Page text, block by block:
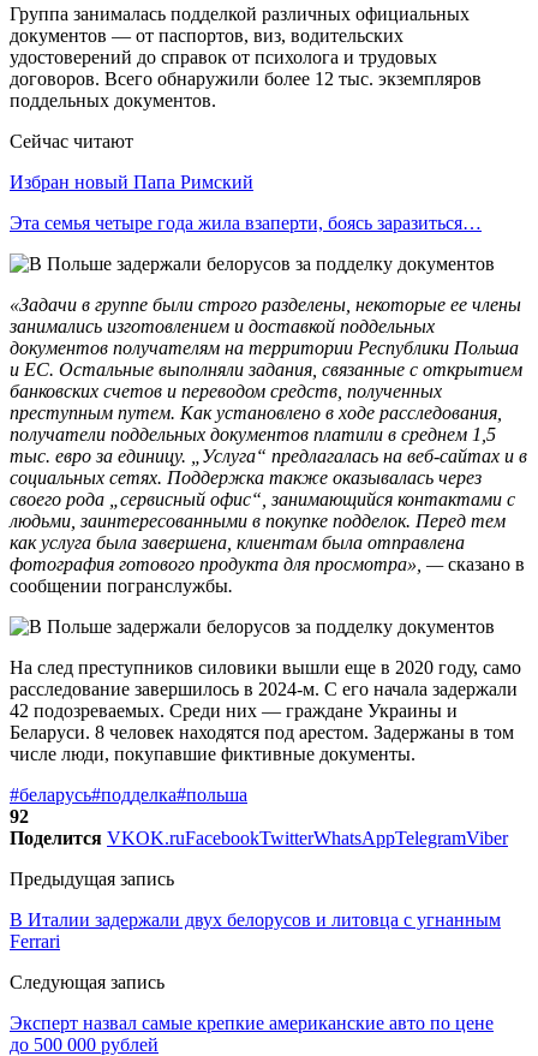
Группа занималась подделкой различных официальных
документов — от паспортов, виз, водительских
удостоверений до справок от психолога и трудовых
договоров. Всего обнаружили более 12 тыс. экземпляров
поддельных документов.
Сейчас читают
Избран новый Папа Римский
Эта семья четыре года жила взаперти, боясь заразиться…
«Задачи в группе были строго разделены, некоторые ее члены
занимались изготовлением и доставкой поддельных
документов получателям на территории Республики Польша
и ЕС. Остальные выполняли задания, связанные с открытием
банковских счетов и переводом средств, полученных
преступным путем. Как установлено в ходе расследования,
получатели поддельных документов платили в среднем 1,5
тыс. евро за единицу. „Услуга“ предлагалась на веб-сайтах и в
социальных сетях. Поддержка также оказывалась через
своего рода
сервисный офис“, занимающийся контактами с
людьми, заинтересованными в покупке подделок. Перед тем
как услуга была завершена, клиентам была отправлена
фотография готового продукта для просмотра», —сказано в
сообщении погранслужбы.
На след преступников силовики вышли еще в 2020 году, само
расследование завершилось в 2024-м. С его начала задержали
42 подозреваемых. Среди них — граждане Украины и
Беларуси. 8 человек находятся под арестом. Задержаны в том
числе люди, покупавшие фиктивные документы.
#беларусь#подделка#польша
92
Поделится VKOK.ruFacebookTwitterWhatsAppTelegramViber
Предыдущая запись
В Италии задержали двух белорусов и литовца с угнанным
Ferrari
Следующая запись
Эксперт назвал самые крепкие американские авто по цене
до 500 000 рублей